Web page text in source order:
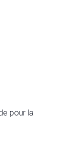
pour la